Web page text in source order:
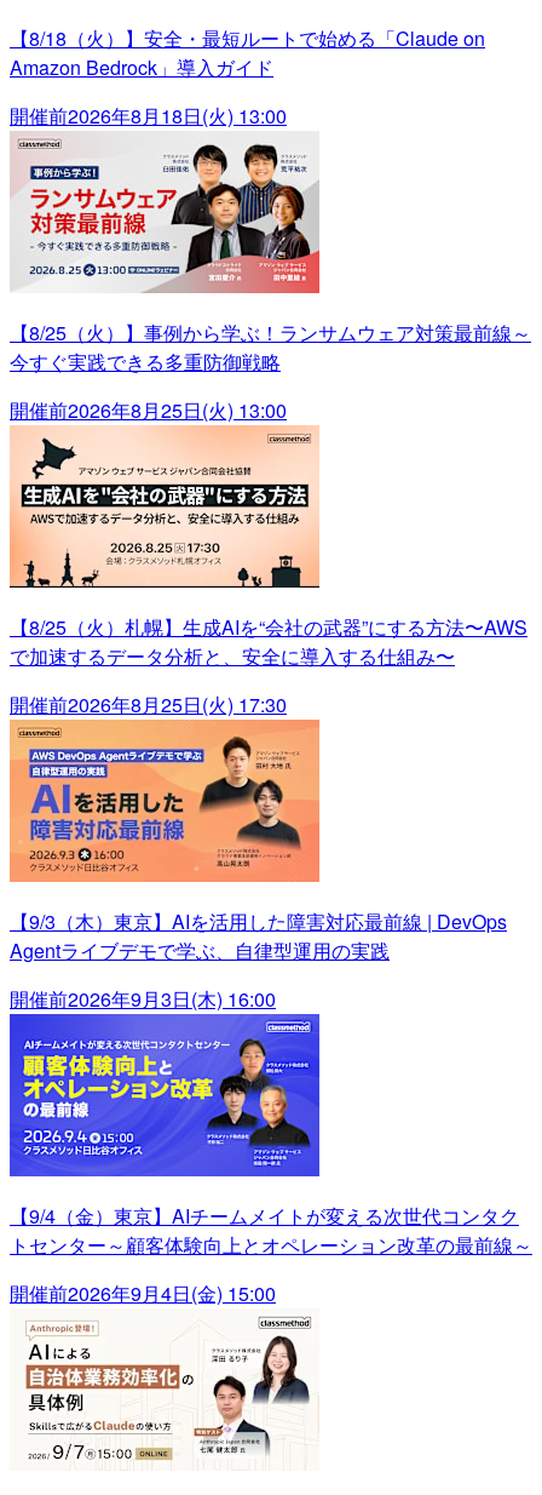
【8/18（火）】安全・最短ルートで始める「Claude on
Amazon Bedrock」導入ガイド
開催前2026年8月18日(火) 13:00
【8/25（火）】事例から学ぶ！ランサムウェア対策最前線～
今すぐ実践できる多重防御戦略
開催前2026年8月25日(火) 13:00
【8/25（火）札幌】生成AIを“会社の武器”にする方法〜AWS
で加速するデータ分析と、安全に導入する仕組み〜
開催前2026年8月25日(火) 17:30
【9/3（木）東京】AIを活用した障害対応最前線 | DevOps
Agentライブデモで学ぶ、自律型運用の実践
開催前2026年9月3日(木) 16:00
【9/4（金）東京】AIチームメイトが変える次世代コンタク
トセンター～顧客体験向上とオペレーション改革の最前線～
開催前2026年9月4日(金) 15:00